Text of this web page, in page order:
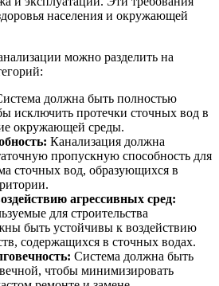
населения и окружающей
можно разделить на
должна быть полностью
исключить протечки сточных вод в
окружающей среды.
Канализация должна
пропускную способность для
сточных вод, образующихся в
агрессивных сред:
для строительства
быть устойчивы к воздействию
содержащихся в сточных водах.
Система должна быть
чтобы минимизировать